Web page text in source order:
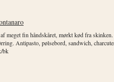
meget fin håndskåret, mørkt kød fra
Antipasto, pølsebord, sandwich,
bk